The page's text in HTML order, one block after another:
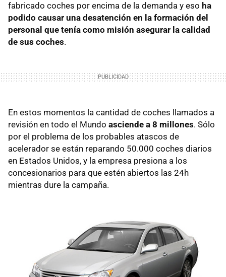
fabricado coches por encima de la demanda y eso ha
podido causar una desatención en la formación del
personal que tenía como misión asegurar la calidad
de sus coches.
En estos momentos la cantidad de coches llamados a
revisión en todo el Mundo asciende a 8 millones. Sólo
por el problema de los probables atascos de
acelerador se están reparando 50.000 coches diarios
en Estados Unidos, y la empresa presiona a los
concesionarios para que estén abiertos las 24h
mientras dure la campaña.